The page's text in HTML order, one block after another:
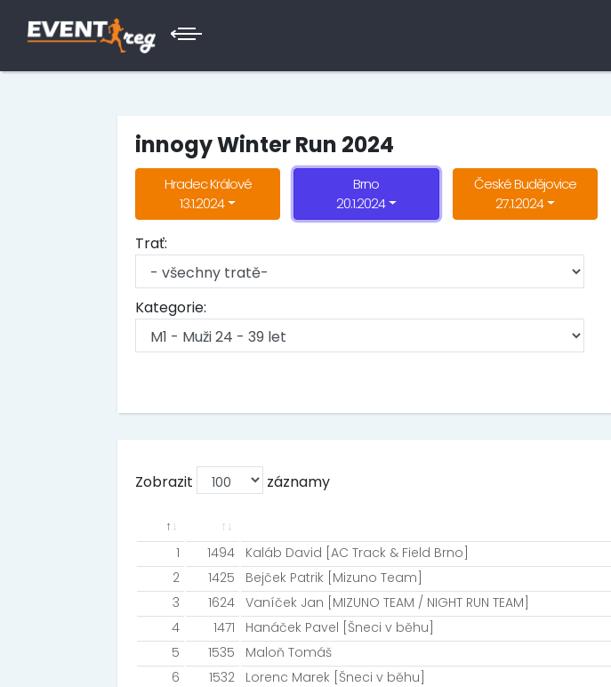
innogy Winter Run 2024
Hradec Králové
13.1.2024
Brno
20.1.2024
České Budějovice
27.1.2024
Trať:
Kategorie:
Zobrazit záznamy
1
1494 Kaláb David [AC Track & Field Brno]
2
1425 Bejček Patrik [Mizuno Team]
3
1624 Vaníček Jan [MIZUNO TEAM / NIGHT RUN TEAM]
4
1471 Hanáček Pavel [Šneci v běhu]
5
1535 Maloň Tomáš
6
1532 Lorenc Marek [Šneci v běhu]